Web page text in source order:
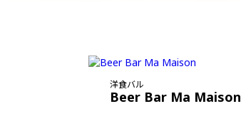
洋食バル
Beer Bar Ma Maison